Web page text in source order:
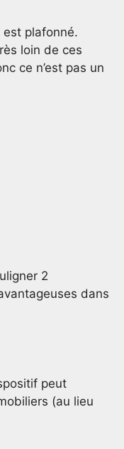
plafonné.
loin de ces
ce n’est pas un
2
dans
peut
(au lieu